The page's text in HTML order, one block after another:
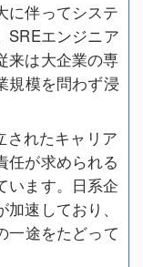
に伴ってシステ
SREエンジニア
来は大企業の専
規模を問わず浸
されたキャリア
任が求められる
います。日系企
速しており、
一途をたどって